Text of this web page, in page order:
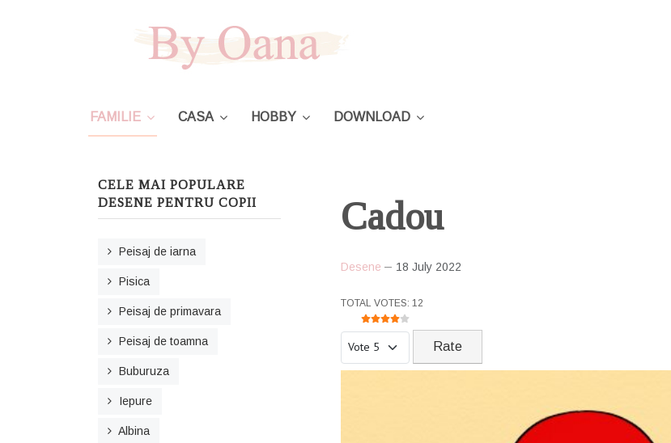
FAMILIE CASA HOBBY DOWNLOAD
Cadou
Desene 18 July 2022
USER RATING: 4 /
TOTAL VOTES: 12
CELE MAI POPULARE
DESENE PENTRU COPII
Peisaj de iarna
Pisica
Peisaj de primavara
Peisaj de toamna
Buburuza
Iepure
Albina